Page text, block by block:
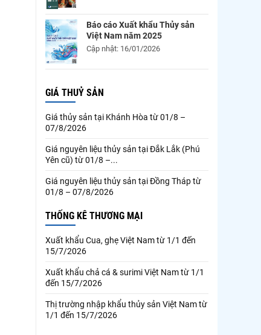
Báo cáo Xuất khẩu Thủy sản
Việt Nam năm 2025
Cập nhật: 16/01/2026
GIÁ THUỶ SẢN
Giá thủy sản tại Khánh Hòa từ 01/8 –
07/8/2026
Giá nguyên liệu thủy sản tại Đắk Lắk (Phú
Yên cũ) từ 01/8 –...
Giá nguyên liệu thủy sản tại Đồng Tháp từ
01/8 – 07/8/2026
THỐNG KÊ THƯƠNG MẠI
Xuất khẩu Cua, ghẹ Việt Nam từ 1/1 đến
15/7/2026
Xuất khẩu chả cá & surimi Việt Nam từ 1/1
đến 15/7/2026
Thị trường nhập khẩu thủy sản Việt Nam từ
1/1 đến 15/7/2026